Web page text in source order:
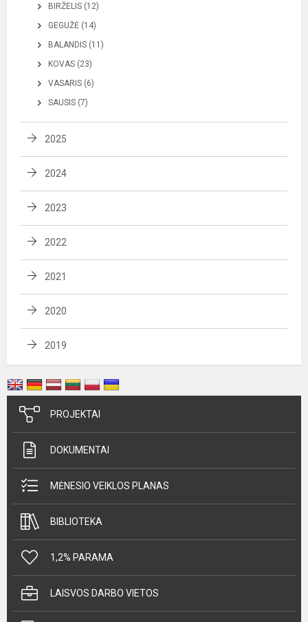
BIRŽELIS (12)
GEGUŽĖ (14)
BALANDIS (11)
KOVAS (23)
VASARIS (6)
SAUSIS (7)
2025
2024
2023
2022
2021
2020
2019
PROJEKTAI
DOKUMENTAI
MĖNESIO VEIKLOS PLANAS
BIBLIOTEKA
1,2% PARAMA
LAISVOS DARBO VIETOS